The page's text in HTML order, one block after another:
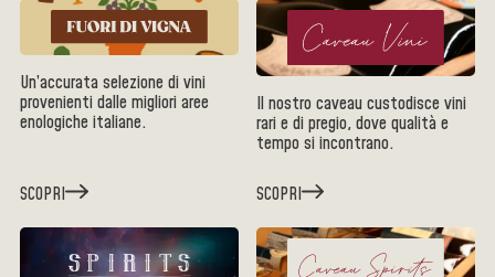
Un’accurata selezione di vini
provenienti dalle migliori aree
enologiche italiane.
SCOPRI
Il nostro caveau custodisce vini
rari e di pregio, dove qualità e
tempo si incontrano.
SCOPRI